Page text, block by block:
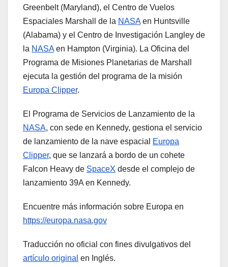
Greenbelt (Maryland), el Centro de Vuelos
Espaciales Marshall de la NASAen Huntsville
(Alabama) y el Centro de Investigación Langley de
la NASAen Hampton (Virginia). La Oficina del
Programa de Misiones Planetarias de Marshall
ejecuta la gestión del programa de la misión
Europa Clipper.
El Programa de Servicios de Lanzamiento de la
NASA, con sede en Kennedy, gestiona el servicio
de lanzamiento de la nave espacial
Europa
Clipper, que se lanzará a bordo de un cohete
Falcon Heavy de SpaceX desde el complejo de
lanzamiento 39A en Kennedy.
Encuentre más información sobre Europa en
https://europa.nasa.gov
Traducción no oficial con fines divulgativos del
artículo original en Inglés.